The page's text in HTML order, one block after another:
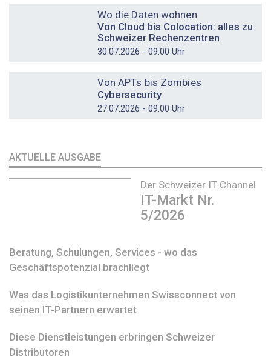
Wo die Daten wohnen
Von Cloud bis Colocation: alles zu
Schweizer Rechenzentren
30.07.2026 - 09:00 Uhr
Von APTs bis Zombies
Cybersecurity
27.07.2026 - 09:00 Uhr
AKTUELLE AUSGABE
Der Schweizer IT-Channel
IT-Markt Nr.
5/2026
Beratung, Schulungen, Services - wo das
Geschäftspotenzial brachliegt
Was das Logistikunternehmen Swissconnect von
seinen IT-Partnern erwartet
Diese Dienstleistungen erbringen Schweizer
Distributoren